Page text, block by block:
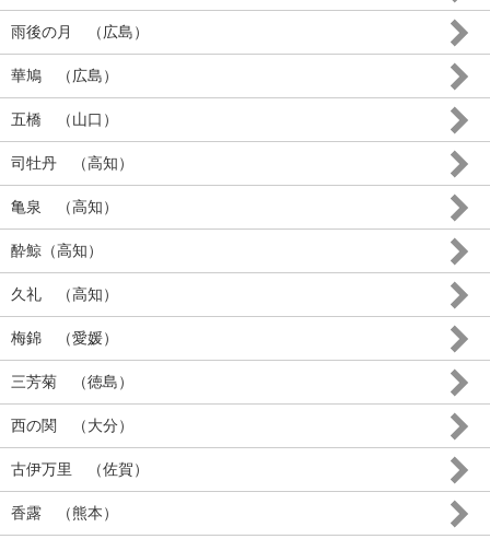
雨後の月 （広島）
華鳩 （広島）
五橋 （山口）
司牡丹 （高知）
亀泉 （高知）
酔鯨（高知）
久礼 （高知）
梅錦 （愛媛）
三芳菊 （徳島）
西の関 （大分）
古伊万里 （佐賀）
香露 （熊本）